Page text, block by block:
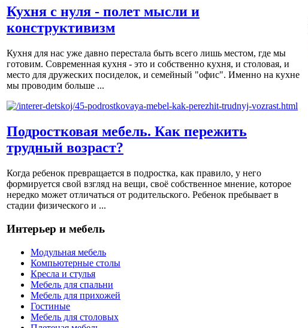
Кухня с нуля - полет мысли и
конструктивизм
Кухня для нас уже давно перестала быть всего лишь местом, где мы
готовим. Современная кухня - это и собственно кухня, и столовая, и
место для дружеских посиделок, и семейный "офис". Именно на кухне
мы проводим больше ...
Подростковая мебель. Как пережить
трудный возраст?
Когда ребенок превращается в подростка, как правило, у него
формируется свой взгляд на вещи, своё собственное мнение, которое
нередко может отличаться от родительского. Ребенок пребывает в
стадии физического и ...
Интерьер и мебель
Модульная мебель
Компьютерные столы
Кресла и стулья
Мебель для спальни
Мебель для прихожей
Гостиные
Мебель для столовых